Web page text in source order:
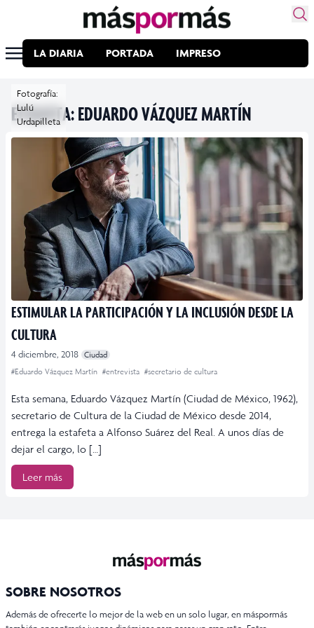
LA DIARIA PORTADA IMPRESO
ETIQUETA:EDUARDO VÁZQUEZ MARTÍN
Fotografía:
Lulú
Urdapilleta
ESTIMULAR LA PARTICIPACIÓN Y LA INCLUSIÓN DESDE LA
CULTURA
4 diciembre, 2018 Ciudad
#Eduardo Vázquez Martín #entrevista #secretario de cultura
Esta semana, Eduardo Vázquez Martín (Ciudad de México, 1962),
secretario de Cultura de la Ciudad de México desde 2014,
entrega la estafeta a Alfonso Suárez del Real. A unos días de
dejar el cargo, lo […]
Leer más
SOBRE NOSOTROS
Además de ofrecerte lo mejor de la web en un solo lugar, en máspormás